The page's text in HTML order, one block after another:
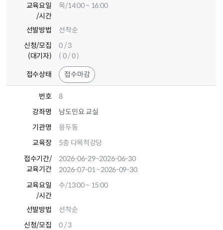
교육요일
/시간
목/14:00 ~ 16:00
선발방법
선착순
신청/모집
(대기자)
0 / 3
( 0 / 0 )
접수상태 접수마감
번호
8
강좌명
남도민요 교실
기관명
용두동
교육장
5층 다목적강당
접수기간/
교육기간
2026-06-29~2026-06-30
2026-07-01 ~2026-09-30
교육요일
/시간
수/13:00 ~ 15:00
선발방법
선착순
신청/모집
0 / 3